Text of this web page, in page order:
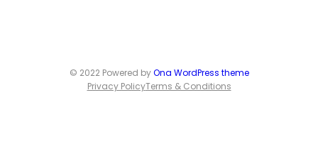
© 2022 Powered byOna WordPress theme
Privacy PolicyTerms & Conditions